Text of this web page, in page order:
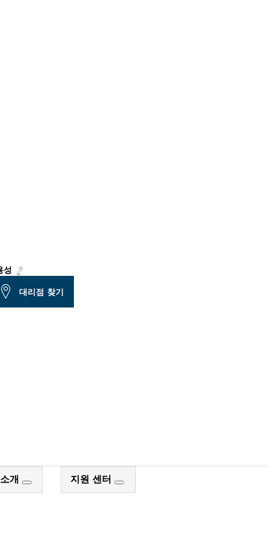
성
대리점 찾기
개 지원 센터